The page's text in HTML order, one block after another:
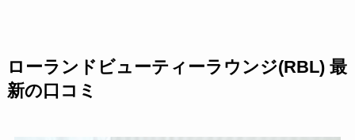
ローランドビューティーラウンジ(RBL) 最
新の口コミ